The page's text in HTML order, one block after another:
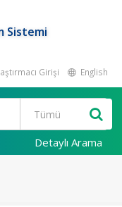
Sistemi
Girişi English
Detaylı Arama